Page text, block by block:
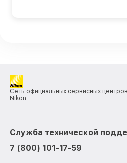
Сеть официальных сервисных центров
Nikon
Служба технической
7 (800) 101-17-59